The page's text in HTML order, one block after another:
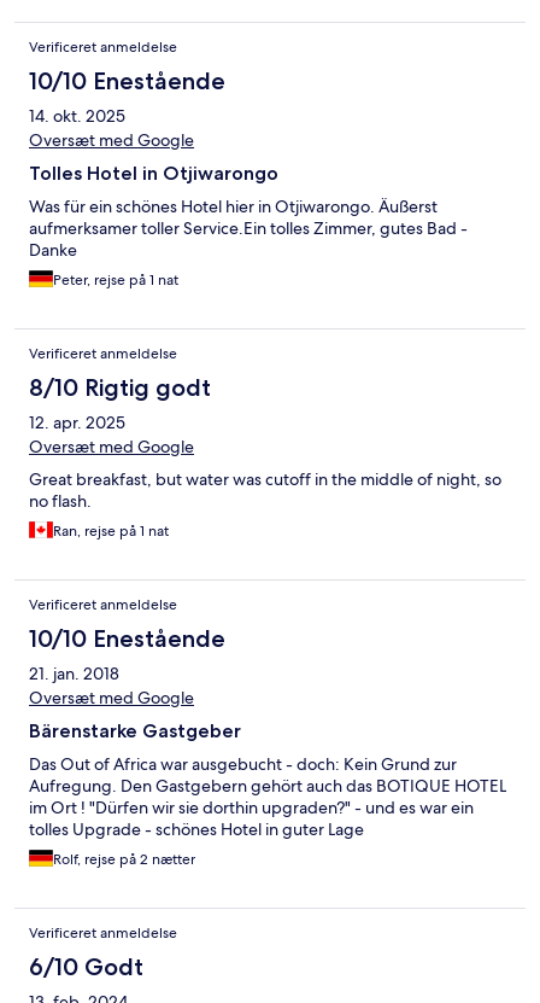
Verificeret anmeldelse
10/10 Enestående
14. okt. 2025
Oversæt med Google
Tolles Hotel in Otjiwarongo
Was für ein schönes Hotel hier in Otjiwarongo. Äußerst
aufmerksamer toller Service.Ein tolles Zimmer, gutes Bad -
Danke
Peter, rejse på 1 nat
Verificeret anmeldelse
8/10 Rigtig godt
12. apr. 2025
Oversæt med Google
Great breakfast, but water was cutoff in the middle of night, so
no flash.
Ran, rejse på 1 nat
Verificeret anmeldelse
10/10 Enestående
21. jan. 2018
Oversæt med Google
Bärenstarke Gastgeber
Das Out of Africa war ausgebucht - doch: Kein Grund zur
Aufregung. Den Gastgebern gehört auch das BOTIQUE HOTEL
im Ort ! "Dürfen wir sie dorthin upgraden?" - und es war ein
tolles Upgrade - schönes Hotel in guter Lage
Rolf, rejse på 2 nætter
Verificeret anmeldelse
6/10 Godt